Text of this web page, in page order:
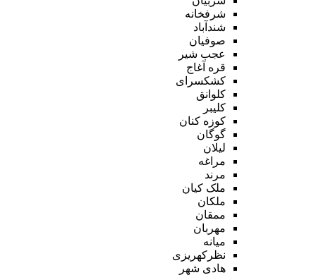
شرفخانه
شندآباد
صوفیان
عجب شیر
قره آغاج
کشکسرای
کلوانق
کلیبر
کوزه کنان
گوگان
لیلان
مراغه
مرند
ملک کیان
ملکان
ممقان
مهربان
میانه
نظرکهریزی
هادی شهر